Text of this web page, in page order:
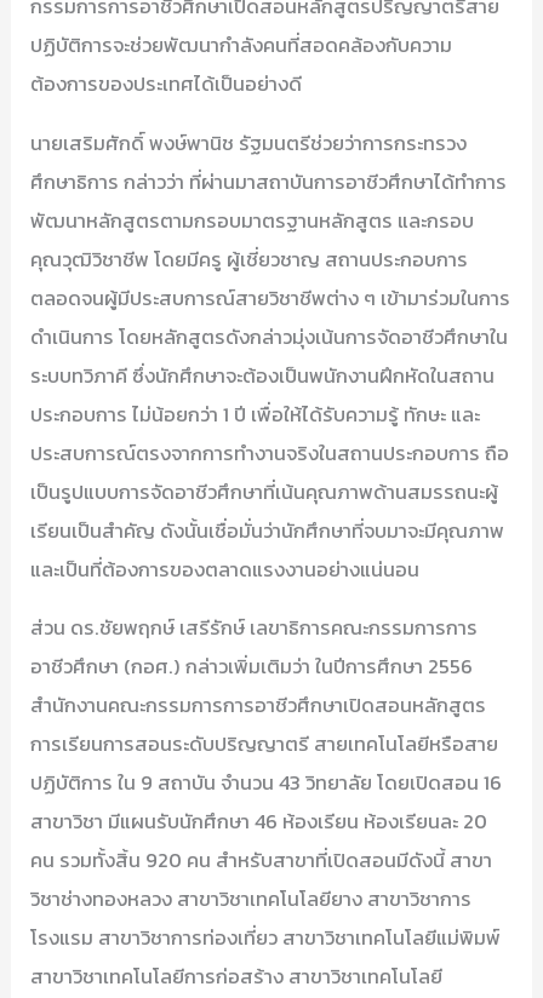
กรรมการการอาชีวศึกษาเปิดสอนหลักสูตรปริญญาตรีสาย
ปฏิบัติการจะช่วยพัฒนากำลังคนที่สอดคล้องกับความ
ต้องการของประเทศได้เป็นอย่างดี
นายเสริมศักดิ์ พงษ์พานิช รัฐมนตรีช่วยว่าการกระทรวง
ศึกษาธิการ กล่าวว่า ที่ผ่านมาสถาบันการอาชีวศึกษาได้ทำการ
พัฒนาหลักสูตรตามกรอบมาตรฐานหลักสูตร และกรอบ
คุณวุฒิวิชาชีพ โดยมีครู ผู้เชี่ยวชาญ สถานประกอบการ
ตลอดจนผู้มีประสบการณ์สายวิชาชีพต่าง ๆ เข้ามาร่วมในการ
ดำเนินการ โดยหลักสูตรดังกล่าวมุ่งเน้นการจัดอาชีวศึกษาใน
ระบบทวิภาคี ซึ่งนักศึกษาจะต้องเป็นพนักงานฝึกหัดในสถาน
ประกอบการ ไม่น้อยกว่า 1 ปี เพื่อให้ได้รับความรู้ ทักษะ และ
ประสบการณ์ตรงจากการทำงานจริงในสถานประกอบการ ถือ
เป็นรูปแบบการจัดอาชีวศึกษาที่เน้นคุณภาพด้านสมรรถนะผู้
เรียนเป็นสำคัญ ดังนั้นเชื่อมั่นว่านักศึกษาที่จบมาจะมีคุณภาพ
และเป็นที่ต้องการของตลาดแรงงานอย่างแน่นอน
ส่วน ดร.ชัยพฤกษ์ เสรีรักษ์ เลขาธิการคณะกรรมการการ
อาชีวศึกษา (กอศ.) กล่าวเพิ่มเติมว่า ในปีการศึกษา 2556
สำนักงานคณะกรรมการการอาชีวศึกษาเปิดสอนหลักสูตร
การเรียนการสอนระดับปริญญาตรี สายเทคโนโลยีหรือสาย
ปฏิบัติการ ใน 9 สถาบัน จำนวน 43 วิทยาลัย โดยเปิดสอน 16
สาขาวิชา มีแผนรับนักศึกษา 46 ห้องเรียน ห้องเรียนละ 20
คน รวมทั้งสิ้น 920 คน สำหรับสาขาที่เปิดสอนมีดังนี้ สาขา
วิชาช่างทองหลวง สาขาวิชาเทคโนโลยียาง สาขาวิชาการ
โรงแรม สาขาวิชาการท่องเที่ยว สาขาวิชาเทคโนโลยีแม่พิมพ์
สาขาวิชาเทคโนโลยีการก่อสร้าง สาขาวิชาเทคโนโลยี